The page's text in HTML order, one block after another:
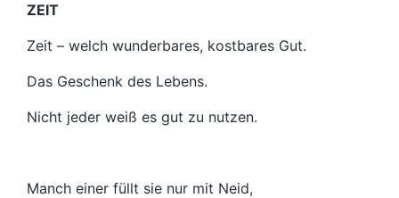
ZEIT
Zeit – welch wunderbares, kostbares Gut.
Das Geschenk des Lebens.
Nicht jeder weiß es gut zu nutzen.
Manch einer füllt sie nur mit Neid,